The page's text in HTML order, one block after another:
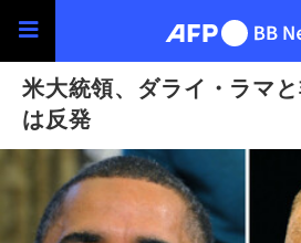
米大統領、ダライ・ラマ
は反発